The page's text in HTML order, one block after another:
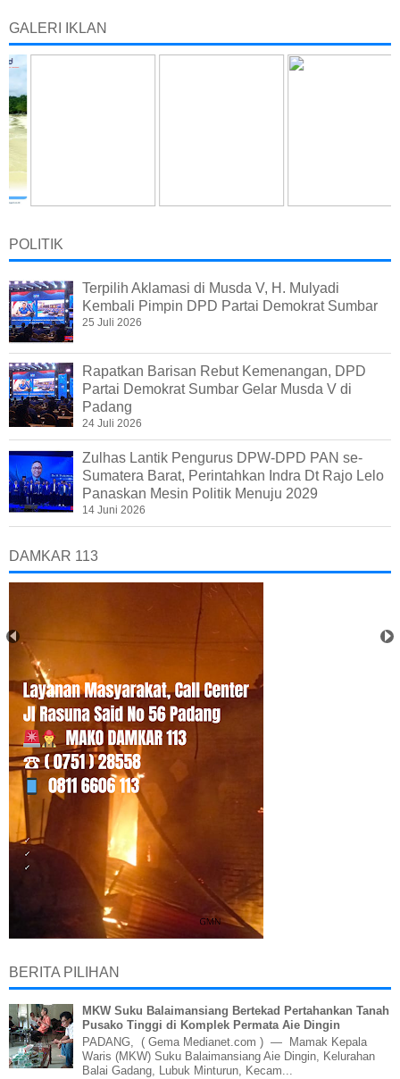
GALERI IKLAN
POLITIK
Terpilih Aklamasi di Musda V, H. Mulyadi
Kembali Pimpin DPD Partai Demokrat Sumbar
25 Juli 2026
Rapatkan Barisan Rebut Kemenangan, DPD
Partai Demokrat Sumbar Gelar Musda V di
Padang
24 Juli 2026
Zulhas Lantik Pengurus DPW-DPD PAN se-
Sumatera Barat, Perintahkan Indra Dt Rajo Lelo
Panaskan Mesin Politik Menuju 2029
14 Juni 2026
DAMKAR 113
BERITA PILIHAN
MKW Suku Balaimansiang Bertekad Pertahankan Tanah
Pusako Tinggi di Komplek Permata Aie Dingin
PADANG, ( Gema Medianet.com ) — Mamak Kepala
Waris (MKW) Suku Balaimansiang Aie Dingin, Kelurahan
Balai Gadang, Lubuk Minturun, Kecam...